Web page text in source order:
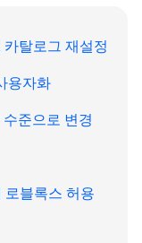
탈로그 재설정
용자화
준으로 변경
블록스 허용